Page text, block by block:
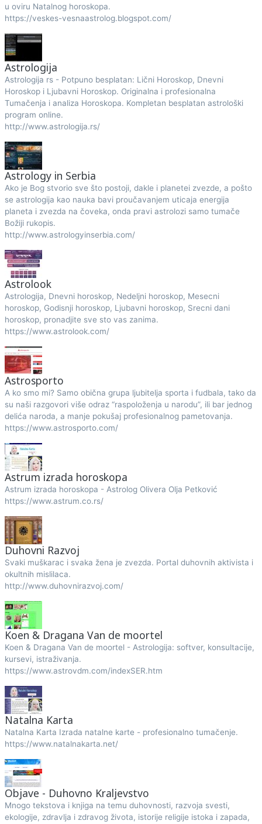
u oviru Natalnog horoskopa.
https://veskes-vesnaastrolog.blogspot.com/
Astrologija
Astrologija rs - Potpuno besplatan: Lični Horoskop, Dnevni
Horoskop i Ljubavni Horoskop. Originalna i profesionalna
Tumačenja i analiza Horoskopa. Kompletan besplatan astrološki
program online.
http://www.astrologija.rs/
Astrology in Serbia
Ako je Bog stvorio sve što postoji, dakle i planetei zvezde, a pošto
se astrologija kao nauka bavi proučavanjem uticaja energija
planeta i zvezda na čoveka, onda pravi astrolozi samo tumače
Božiji rukopis.
http://www.astrologyinserbia.com/
Astrolook
Astrologija, Dnevni horoskop, Nedeljni horoskop, Mesecni
horoskop, Godisnji horoskop, Ljubavni horoskop, Srecni dani
horoskop, pronadjite sve sto vas zanima.
https://www.astrolook.com/
Astrosporto
A ko smo mi? Samo obična grupa ljubitelja sporta i fudbala, tako da
su naši razgovori više odraz “raspoloženja u narodu”, ili bar jednog
delića naroda, a manje pokušaj profesionalnog pametovanja.
https://www.astrosporto.com/
Astrum izrada horoskopa
Astrum izrada horoskopa - Astrolog Olivera Olja Petković
https://www.astrum.co.rs/
Duhovni Razvoj
Svaki muškarac i svaka žena je zvezda. Portal duhovnih aktivista i
okultnih mislilaca.
http://www.duhovnirazvoj.com/
Koen & Dragana Van de moortel
Koen & Dragana Van de moortel - Astrologija: softver, konsultacije,
kursevi, istraživanja.
https://www.astrovdm.com/indexSER.htm
Natalna Karta
Natalna Karta Izrada natalne karte - profesionalno tumačenje.
https://www.natalnakarta.net/
Objave - Duhovno Kraljevstvo
Mnogo tekstova i knjiga na temu duhovnosti, razvoja svesti,
ekologije, zdravlja i zdravog života, istorije religije istoka i zapada,